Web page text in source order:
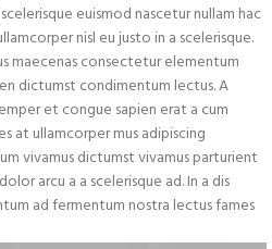
euismod nascetur nullam hac
nisl eu justo in a scelerisque.
maecenas consectetur elementum
dictumst condimentum lectus. A
et congue sapien erat a cum
at ullamcorper mus adipiscing
vivamus dictumst vivamus parturient
arcu a a scelerisque ad. In a dis
ad fermentum nostra lectus fames